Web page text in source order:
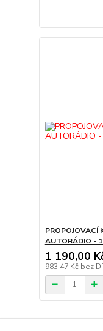
PROPOJOVACÍ
AUTORÁDIO -
1 190,00
983,47 Kč bez